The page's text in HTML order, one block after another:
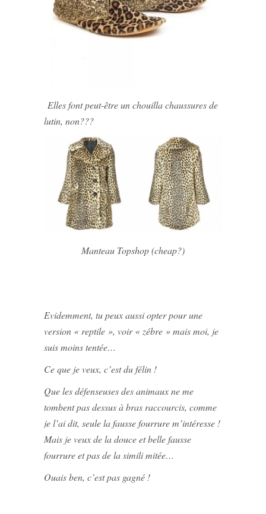
Elles font peut-être un chouilla chaussures de
lutin, non???
Manteau Topshop (cheap?)
Evidemment, tu peux aussi opter pour une
version « reptile », voir « zébre » mais moi, je
suis moins tentée…
Ce que je veux, c’est du félin !
Que les défenseuses des animaux ne me
tombent pas dessus à bras raccourcis, comme
je l’ai dit, seule la fausse fourrure m’intéresse !
Mais je veux de la douce et belle fausse
fourrure et pas de la simili mitée…
Ouais ben, c’est pas gagné !